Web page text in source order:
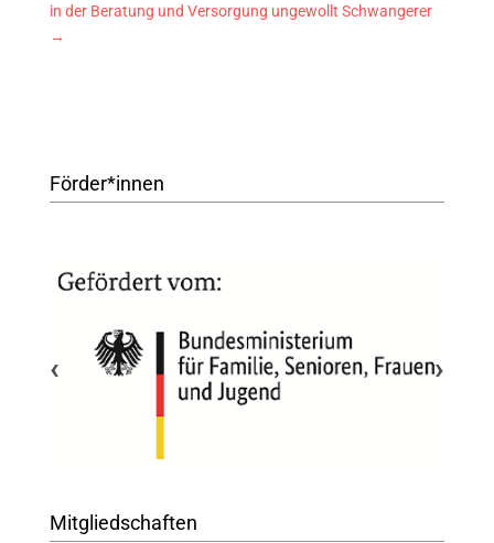
in der Beratung und Versorgung ungewollt Schwangerer
→
Förder*innen
‹ ›
Mitgliedschaften